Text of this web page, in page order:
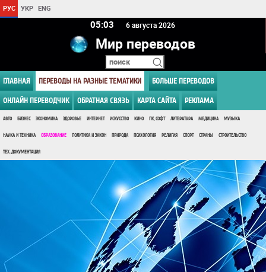
РУС УКР ENG
05 03 6 августа 2026
Мир переводов
ГЛАВНАЯ ПЕРЕВОДЫ НА РАЗНЫЕ ТЕМАТИКИ БОЛЬШЕ ПЕРЕВОДОВ
ОНЛАЙН ПЕРЕВОДЧИК ОБРАТНАЯ СВЯЗЬ КАРТА САЙТА РЕКЛАМА
АВТО БИЗНЕС ЭКОНОМИКА ЗДОРОВЬЕ ИНТЕРНЕТ ИСКУССТВО КИНО ПК, СОФТ ЛИТЕРАТУРА МЕДИЦИНА МУЗЫКА
НАУКА И ТЕХНИКА ОБРАЗОВАНИЕ ПОЛИТИКА И ЗАКОН ПРИРОДА ПСИХОЛОГИЯ РЕЛИГИЯ СПОРТ СТРАНЫ СТРОИТЕЛЬСТВО
ТЕХ. ДОКУМЕНТАЦИЯ